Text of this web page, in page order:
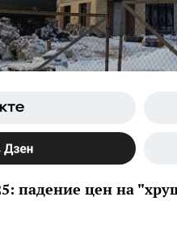
падение цен на